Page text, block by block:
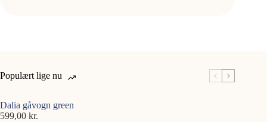
Populært lige nu
Dalia gåvogn green
599,00 kr.